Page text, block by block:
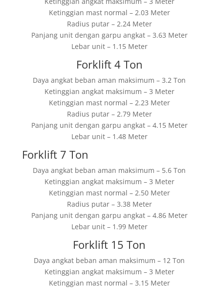
Ketinggian mast normal – 2.03 Meter
Radius putar – 2.24 Meter
Panjang unit dengan garpu angkat – 3.63 Meter
Lebar unit – 1.15 Meter
Forklift 4 Ton
Daya angkat beban aman maksimum – 3.2 Ton
Ketinggian angkat maksimum – 3 Meter
Ketinggian mast normal – 2.23 Meter
Radius putar – 2.79 Meter
Panjang unit dengan garpu angkat – 4.15 Meter
Lebar unit – 1.48 Meter
Forklift 7 Ton
Daya angkat beban aman maksimum – 5.6 Ton
Ketinggian angkat maksimum – 3 Meter
Ketinggian mast normal – 2.50 Meter
Radius putar – 3.38 Meter
Panjang unit dengan garpu angkat – 4.86 Meter
Lebar unit – 1.99 Meter
Forklift 15 Ton
Daya angkat beban aman maksimum – 12 Ton
Ketinggian angkat maksimum – 3 Meter
Ketinggian mast normal – 3.15 Meter